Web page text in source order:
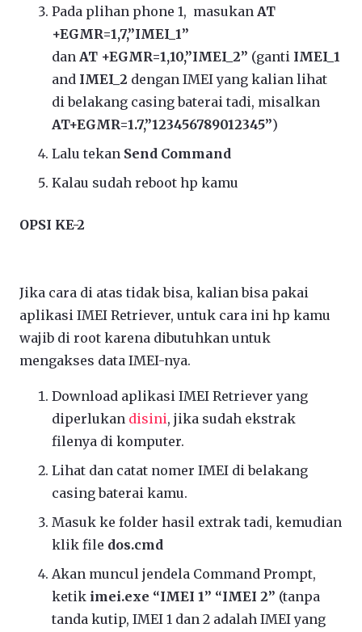
Pada plihan phone 1, masukan AT
+EGMR=1,7,”IMEI_1”
dan AT +EGMR=1,10,”IMEI_2” (ganti IMEI_1
and IMEI_2 dengan IMEI yang kalian lihat
di belakang casing baterai tadi, misalkan
AT+EGMR=1.7,”123456789012345”)
Lalu tekan Send Command
Kalau sudah reboot hp kamu
OPSI KE-2
Jika cara di atas tidak bisa, kalian bisa pakai
aplikasi IMEI Retriever, untuk cara ini hp kamu
wajib di root karena dibutuhkan untuk
mengakses data IMEI-nya.
Download aplikasi IMEI Retriever yang
diperlukan disini, jika sudah ekstrak
filenya di komputer.
Lihat dan catat nomer IMEI di belakang
casing baterai kamu.
Masuk ke folder hasil extrak tadi, kemudian
klik file dos.cmd
Akan muncul jendela Command Prompt,
ketik imei.exe “IMEI 1” “IMEI 2” (tanpa
tanda kutip, IMEI 1 dan 2 adalah IMEI yang